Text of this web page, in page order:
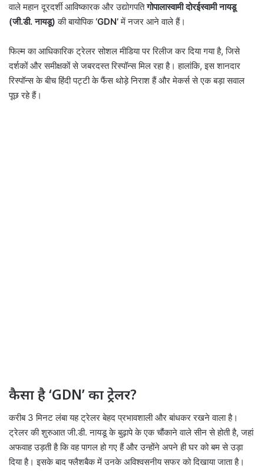
वाले महान दूरदर्शी आविष्कारक और उद्योगपतिगोपालास्वामी दोरईस्वामी नायडू
(जी.डी. नायडू) की बायोपिक‘GDN’में नजर आने वाले हैं।
फिल्म का आधिकारिक ट्रेलर सोशल मीडिया पर रिलीज कर दिया गया है, जिसे
दर्शकों और समीक्षकों से जबरदस्त रिस्पॉन्स मिल रहा है। हालांकि, इस शानदार
रिस्पॉन्स के बीच हिंदी पट्टी के फैंस थोड़े निराश हैं और मेकर्स से एक बड़ा सवाल
पूछ रहे हैं।
कैसा है ‘GDN’ का ट्रेलर?
करीब 3 मिनट लंबा यह ट्रेलर बेहद प्रभावशाली और बांधकर रखने वाला है।
ट्रेलर की शुरुआत जी.डी. नायडू के बुढ़ापे के एक चौंकाने वाले सीन से होती है, जहां
अफवाह उड़ती है कि वह पागल हो गए हैं और उन्होंने अपने ही घर को बम से उड़ा
दिया है। इसके बाद फ्लैशबैक में उनके अविश्वसनीय सफर को दिखाया जाता है।